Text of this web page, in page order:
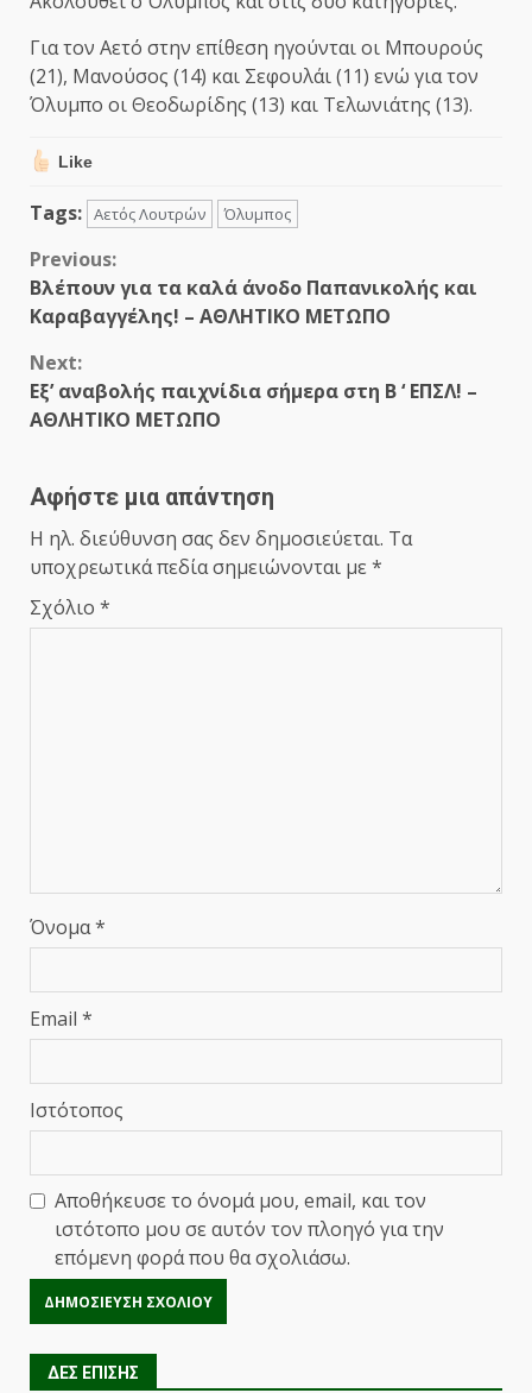
Για τον Αετό στην επίθεση ηγούνται οι Μπουρούς
(21), Μανούσος (14) και Σεφουλάι (11) ενώ για τον
Όλυμπο οι Θεοδωρίδης (13) και Τελωνιάτης (13).
Like
Tags: Αετός Λουτρών Όλυμπος
Continue
Reading
Previous:
Βλέπουν για τα καλά άνοδο Παπανικολής και
Καραβαγγέλης! – ΑΘΛΗΤΙΚΟ ΜΕΤΩΠΟ
Next:
Εξ’ αναβολής παιχνίδια σήμερα στη Β ‘ ΕΠΣΛ! –
ΑΘΛΗΤΙΚΟ ΜΕΤΩΠΟ
Αφήστε μια απάντηση
Η ηλ. διεύθυνση σας δεν δημοσιεύεται. Τα
υποχρεωτικά πεδία σημειώνονται με *
Σχόλιο *
Όνομα*
Email *
Ιστότοπος
Αποθήκευσε το όνομά μου, email, και τον
ιστότοπο μου σε αυτόν τον πλοηγό για την
επόμενη φορά που θα σχολιάσω.
ΔΕΣ ΕΠΙΣΗΣ